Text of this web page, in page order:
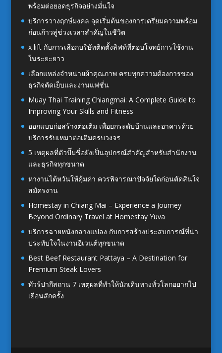
พร้อมต่อยอดธุรกิจอย่างมั่นใจ
บริการวางฤกษ์มงคล จุดเริ่มต้นของการเตรียมความพร้อม
ก่อนก้าวสู่ช่วงเวลาสำคัญในชีวิต
x lift กับการเลือกบริษัทติดตั้งลิฟท์ที่ตอบโจทย์การใช้งาน
ในระยะยาว
เลือกแหล่งจำหน่ายผ้าคุณภาพ ครบทุกความต้องการของ
ธุรกิจตัดเย็บและงานแฟชั่น
Muay Thai Training Chiangmai: A Complete Guide to
Improving Your Skills and Fitness
ออกแบบก่อสร้างต่อเติม เพื่อยกระดับบ้านและอาคารด้วย
บริการรับเหมาต่อเติมครบวงจร
5 เหตุผลที่ตัวปั๊มชื่อยังเป็นอุปกรณ์สำคัญสำหรับสำนักงาน
และธุรกิจทุกขนาด
หางานไต้หวันให้คุ้มค่า ควรพิจารณาปัจจัยใดก่อนตัดสินใจ
สมัครงาน
Homestay in Chiang Mai – Experience a Journey
Beyond Ordinary Travel at Homestay Yuva
บริการฉายหนังกลางแปลง กับการสร้างประสบการณ์ที่น่า
ประทับใจในงานอีเวนต์ทุกขนาด
Best Beef Restaurant Pattaya – A Destination for
Premium Steak Lovers
ทัวร์ปากีสถาน 7 เหตุผลที่ทำให้นักเดินทางทั่วโลกอยากไป
เยือนสักครั้ง